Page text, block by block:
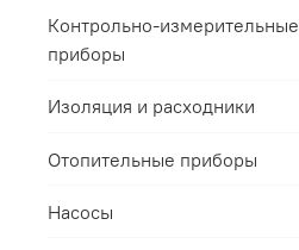
Контрольно-измерительные
приборы
Изоляция и расходники
Отопительные приборы
Насосы